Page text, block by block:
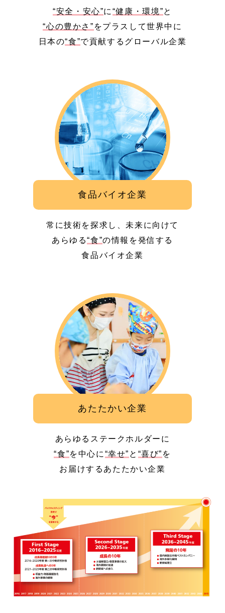
“安全・安心”に “健康・環境”と
“心の豊かさ” をプラスして世界中に
日本の“食”で貢献するグローバル企業
食品バイオ企業
常に技術を探求し、未来に向けて
あらゆる“食”の情報を発信する
食品バイオ企業
あたたかい企業
あらゆるステークホルダーに
“食”を中心に “幸せ” と “喜び” を
お届けするあたたかい企業